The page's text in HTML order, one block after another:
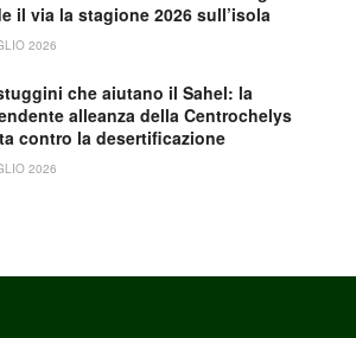
il via la stagione 2026 sull’isola
2026
che aiutano il Sahel: la
alleanza della Centrochelys
contro la desertificazione
2026